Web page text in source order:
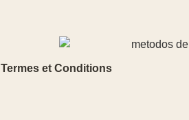
Termes et Conditions